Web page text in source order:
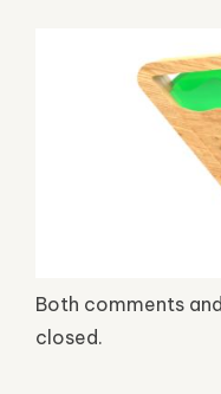
Both comments
closed.